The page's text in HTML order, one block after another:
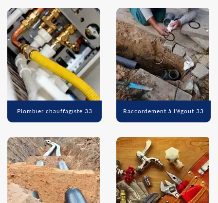
Plombier chauffagiste 33 Raccordement à l'égout 33